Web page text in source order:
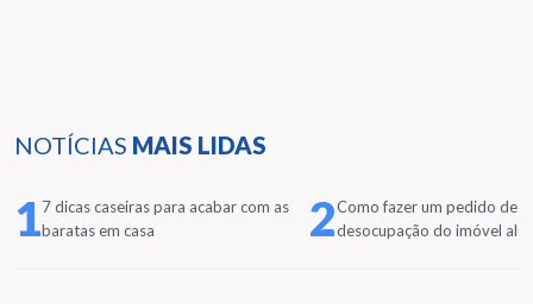
NOTÍCIAS MAIS LIDAS
17 dicas caseiras para acabar com as
baratas em casa
2Como fazer um pedido de
desocupação do imóvel